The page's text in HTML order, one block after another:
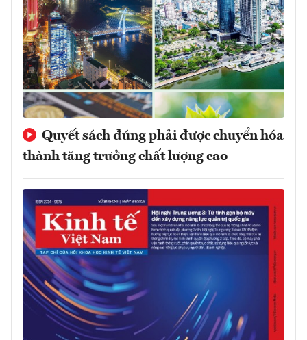
Quyết sách đúng phải được chuyển hóa
thành tăng trưởng chất lượng cao